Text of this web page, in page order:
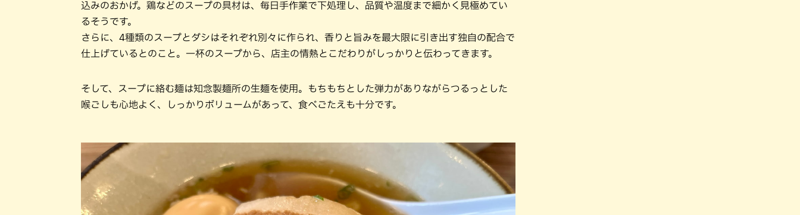
込みのおかげ。鶏などのスープの具材は、毎日手作業で下処理し、品質や温度まで細かく見極めてい
るそうです。
さらに、4種類のスープとダシはそれぞれ別々に作られ、香りと旨みを最大限に引き出す独自の配合で
仕上げているとのこと。一杯のスープから、店主の情熱とこだわりがしっかりと伝わってきます。
そして、スープに絡む麺は知念製麺所の生麺を使用。もちもちとした弾力がありながらつるっとした
喉ごしも心地よく、しっかりボリュームがあって、食べごたえも十分です。